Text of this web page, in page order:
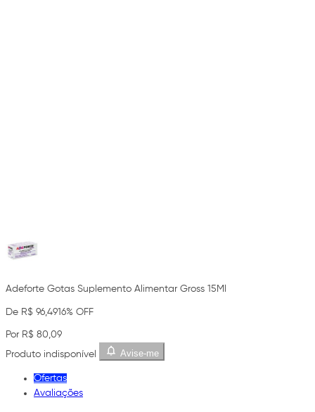
Adeforte Gotas Suplemento Alimentar Gross 15Ml
De R$ 96,4916% OFF
Por R$ 80,09
Produto indisponível
Avise-me
Ofertas
Avaliações